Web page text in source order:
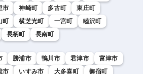
市 神崎町 多古町
東庄町
町 横芝光町 一宮町
睦沢町
長柄町 長南町
勝浦市 鴨川市 君津市
富津市
市 いすみ市 大多喜町
御宿町